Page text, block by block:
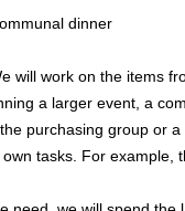
dinner
will work on the items
a larger event, a
purchasing group or
tasks. For example,